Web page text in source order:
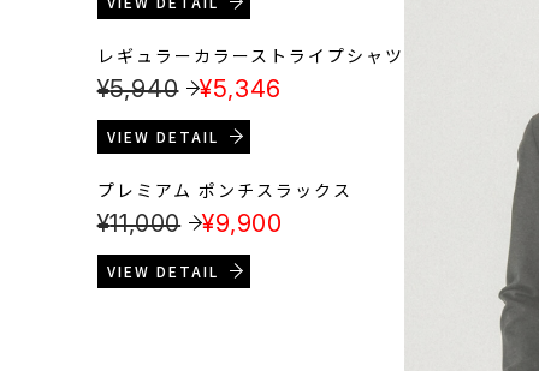
レギュラーカラーストライプシャツ
¥5,940 ¥5,346
VIEW DETAIL
プレミアム ポンチスラックス
¥11,000 ¥9,900
VIEW DETAIL